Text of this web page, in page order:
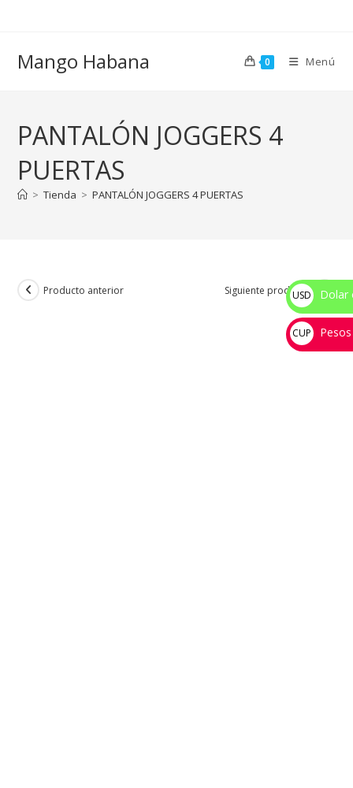
Mango Habana 0 Menú
PANTALÓN JOGGERS 4
PUERTAS
> Tienda > PANTALÓN JOGGERS 4 PUERTAS
Producto anterior Siguiente producto
USD
$
Dolar
CUP
💰
Pesos